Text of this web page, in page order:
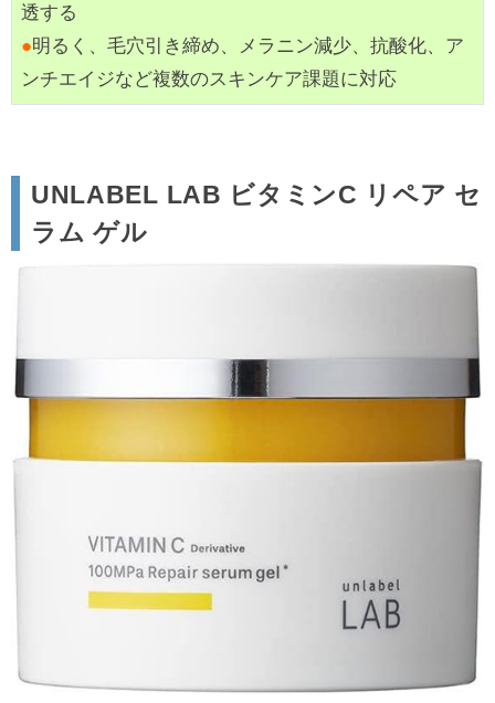
透する
●明るく、毛穴引き締め、メラニン減少、抗酸化、ア
ンチエイジなど複数のスキンケア課題に対応
UNLABEL LAB ビタミンC リペア セ
ラム ゲル